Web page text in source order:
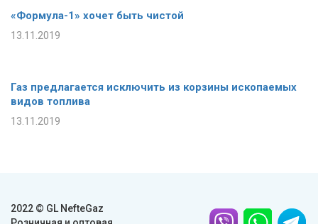
«Формула-1» хочет быть чистой
13.11.2019
Газ предлагается исключить из корзины ископаемых
видов топлива
13.11.2019
2022 © GL NefteGaz